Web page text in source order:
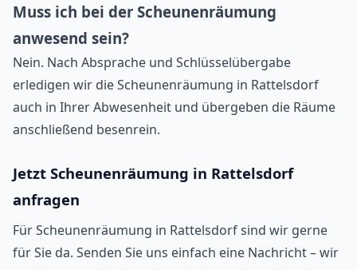
Muss ich bei der Scheunenräumung
anwesend sein?
Nein. Nach Absprache und Schlüsselübergabe
erledigen wir die Scheunenräumung in Rattelsdorf
auch in Ihrer Abwesenheit und übergeben die Räume
anschließend besenrein.
Jetzt Scheunenräumung in Rattelsdorf
anfragen
Für Scheunenräumung in Rattelsdorf sind wir gerne
für Sie da. Senden Sie uns einfach eine Nachricht – wir